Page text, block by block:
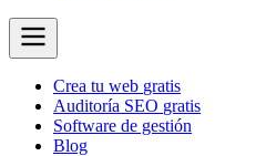
Crea tu web gratis
Auditoría SEO gratis
Software de gestión
Blog